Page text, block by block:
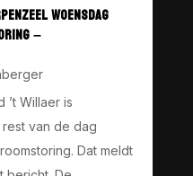
WOENSDAG
–
’t Willaer is
van de dag
Dat meldt